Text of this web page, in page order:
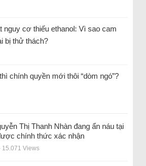
nguy cơ thiếu ethanol: Vì sao cam
bị thử thách?
chính quyền mới thôi “dòm ngó”?
Thị Thanh Nhàn đang ẩn náu tại
chính thức xác nhận
15.071 Views